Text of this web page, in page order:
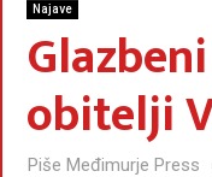
Najave
obitelji
Piše Međimurje Press